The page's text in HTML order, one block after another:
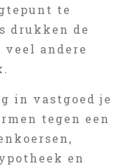
te
drukken de
veel andere
in vastgoed je
tegen een
en